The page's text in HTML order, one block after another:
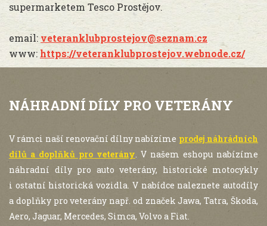
supermarketem Tesco Prostějov.
email: veteranklubprostejov@seznam.cz
www: https://veteranklubprostejov.webnode.cz/
NÁHRADNÍ DÍLY PRO VETERÁNY
V rámci naší renovační dílny nabízíme prodej náhrádních
dílů a doplňků pro veterány. V našem eshopu nabízíme
náhradní díly pro auto veterány, historické motocykly
i ostatní historická vozidla. V nabídce naleznete autodíly
a doplňky pro veterány např. od značek Jawa, Tatra, Škoda,
Aero, Jaguar, Mercedes, Simca, Volvo a Fiat.